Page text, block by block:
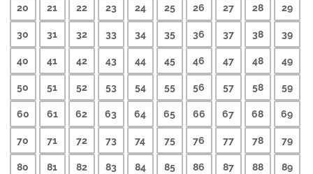
20 21 22 23 24 25 26 27 28 29
30 31 32 33 34 35 36 37 38 39
40 41 42 43 44 45 46 47 48 49
50 51 52 53 54 55 56 57 58 59
60 61 62 63 64 65 66 67 68 69
70 71 72 73 74 75 76 77 78 79
80 81 82 83 84 85 86 87 88 89